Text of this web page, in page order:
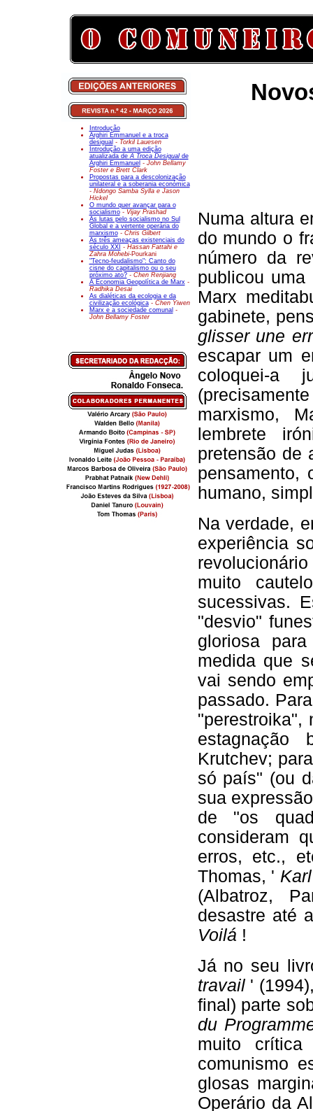
Introdução
Arghiri Emmanuel e a troca
desigual - Torkil Lauesen
Introdução a uma edição
atualizada deA Troca Desigualde
Arghiri Emmanuel - John Bellamy
Foster e Brett Clark
Propostas para a descolonização
unilateral e a soberania económica
- Ndongo Samba Sylla e Jason
Hickel
O mundo quer avançar para o
socialismo- Vijay Prashad
As lutas pelo socialismo no Sul
Global e a vertente operária do
marxismo- Chris Gilbert
As três ameaças existenciais do
século XXI - Hassan Fattahi e
Zahra Mohebi-Pourkani
"Tecno-feudalismo": Canto do
cisne do capitalismo ou o seu
próximo ato? - Chen Renjiang
A Economia Geopolítica de Marx-
Radhika Desai
As dialéticas da ecologia e da
civilização ecológica - Chen Yiwen
Marx e a sociedade comunal -
John Bellamy Foster
Numa altura
do mundo o
número da
publicou uma
Marx
gabinete,
glisser une
escapar um
coloquei-
marxismo,
lembrete
pretensão de
pensamento,
humano,
Na verdade,
experiência
muito
sucessivas.
"desvio"
gloriosa
medida que
vai sendo
passado.
"perestroika",
estagnação
Krutchev;
só país" (ou
sua
de "os
consideram
erros, etc.,
Thomas, '
(Albatroz,
desastre até
Voilá !
Já no seu
travail '
final) parte
du
muito
comunismo
glosas
Operário da